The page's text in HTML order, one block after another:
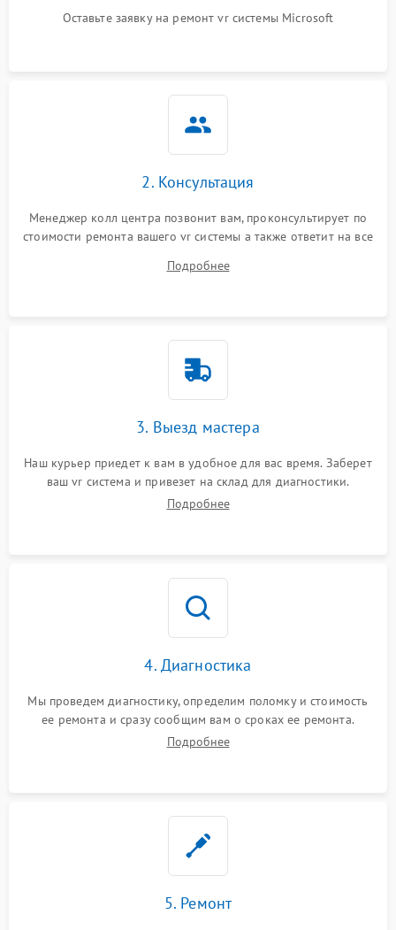
Оставьте заявку на ремонт vr системы Microsoft
2. Консультация
Менеджер колл центра позвонит вам, проконсультирует по
стоимости ремонта вашего vr системы а также ответит на все
Подробнее
3. Выезд мастера
Наш курьер приедет к вам в удобное для вас время. Заберет
ваш vr система и привезет на склад для диагностики.
Подробнее
4. Диагностика
Мы проведем диагностику, определим поломку и стоимость
ее ремонта и сразу сообщим вам о сроках ее ремонта.
Подробнее
5. Ремонт